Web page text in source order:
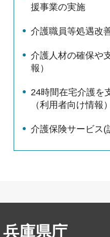
援事業の実施
介護職員等処遇改
介護人材の確保や
報）
24時間在宅介護を
（利用者向け情報）
介護保険サービス(
兵庫県庁